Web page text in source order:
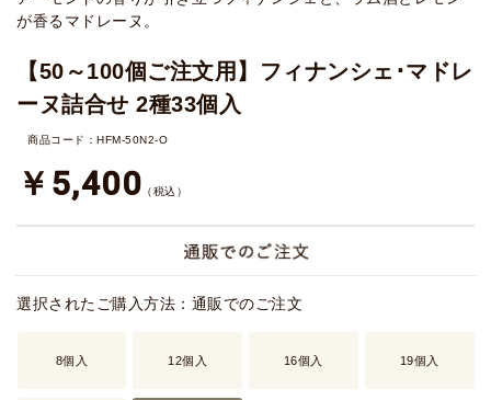
が香るマドレーヌ。
【50～100個ご注文用】フィナンシェ･マドレ
ーヌ詰合せ 2種33個入
商品コード：HFM-50N2-O
￥5,400 （税込）
選択されたご購入方法：通販でのご注文
8個入 12個入 16個入 19個入